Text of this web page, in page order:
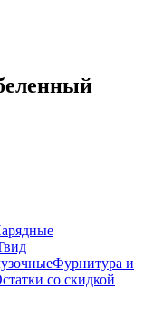
Фурнитура и
со скидкой